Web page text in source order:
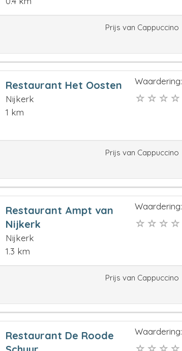
Prijs van Cappuccino
Restaurant Het Oosten
Nijkerk
1 km
Waardering:
Prijs van Cappuccino
Restaurant Ampt van
Nijkerk
Nijkerk
1.3 km
Waardering:
Prijs van Cappuccino
Restaurant De Roode
Waardering: